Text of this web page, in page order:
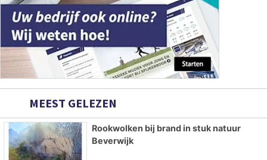
MEEST GELEZEN
Rookwolken bij brand in stuk natuur
Beverwijk